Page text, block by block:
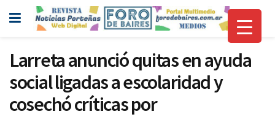
Larreta anunció quitas en ayuda
social ligadas a escolaridad y
cosechó críticas por